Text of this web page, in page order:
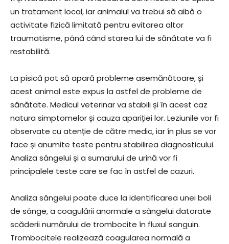
un tratament local, iar animalul va trebui să aibă o
activitate fizică limitată pentru evitarea altor
traumatisme, până când starea lui de sănătate va fi
restabilită.
La pisică pot să apară probleme asemănătoare, și
acest animal este expus la astfel de probleme de
sănătate. Medicul veterinar va stabili și în acest caz
natura simptomelor și cauza apariției lor. Leziunile vor fi
observate cu atenție de către medic, iar în plus se vor
face și anumite teste pentru stabilirea diagnosticului.
Analiza sângelui și a sumarului de urină vor fi
principalele teste care se fac în astfel de cazuri.
Analiza sângelui poate duce la identificarea unei boli
de sânge, a coagulării anormale a sângelui datorate
scăderii numărului de trombocite în fluxul sanguin.
Trombocitele realizează coagularea normală a